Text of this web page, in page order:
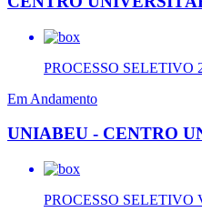
PROCESSO SELETIVO
Em Andamento
UNIABEU - CENTRO
PROCESSO SELETIVO